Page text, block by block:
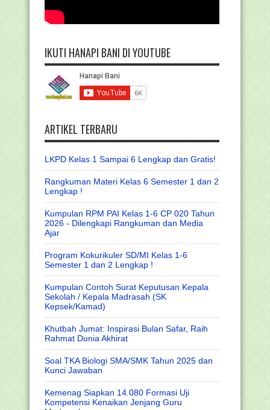
IKUTI HANAPI BANI DI YOUTUBE
ARTIKEL TERBARU
LKPD Kelas 1 Sampai 6 Lengkap dan Gratis!
Rangkuman Materi Kelas 6 Semester 1 dan 2
Lengkap !
Kumpulan RPM PAI Kelas 1-6 CP 020 Tahun
2026 - Dilengkapi Rangkuman dan Media
Ajar
Program Kokurikuler SD/MI Kelas 1-6
Semester 1 dan 2 Lengkap !
Kumpulan Contoh Surat Keputusan Kepala
Sekolah / Kepala Madrasah (SK
Kepsek/Kamad)
Khutbah Jumat: Inspirasi Bulan Safar, Raih
Rahmat Dunia Akhirat
Soal TKA Biologi SMA/SMK Tahun 2025 dan
Kunci Jawaban
Kemenag Siapkan 14.080 Formasi Uji
Kompetensi Kenaikan Jenjang Guru